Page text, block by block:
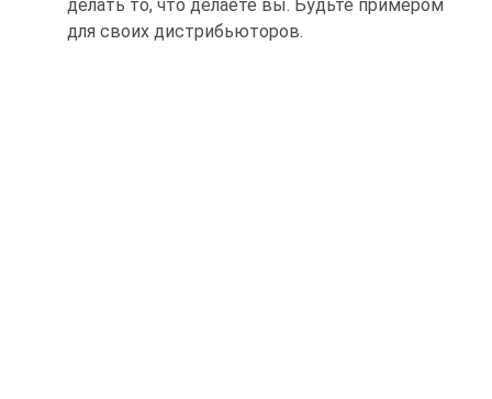
делать то, что делаете вы. Будьте примером
для своих дистрибьюторов.